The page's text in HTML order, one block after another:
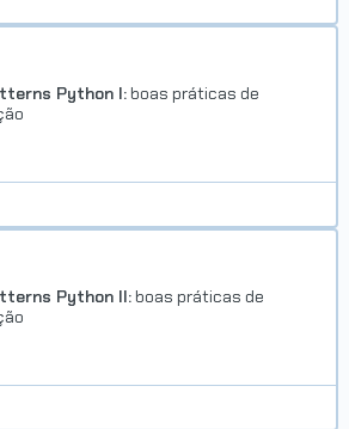
Python I: boas práticas de
Python II: boas práticas de